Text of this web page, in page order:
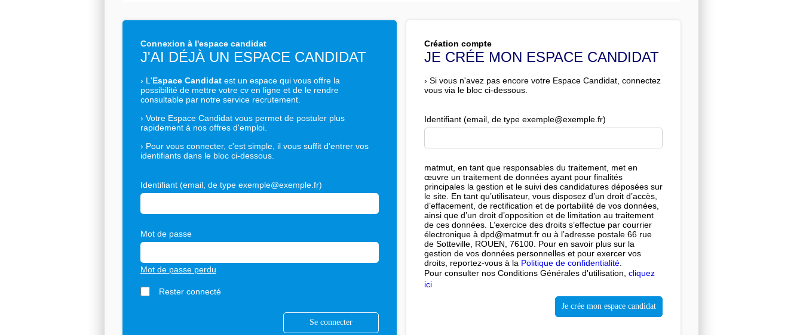
J'AI DÉJÀ UN ESPACE CANDIDAT
› L'Espace Candidat est un espace qui vous offre la
possibilité de mettre votre cv en ligne et de le rendre
consultable par notre service recrutement.
› Votre Espace Candidat vous permet de postuler plus
rapidement à nos offres d'emploi.
› Pour vous connecter, c'est simple, il vous suffit d'entrer vos
identifiants dans le bloc ci-dessous.
Connexion à l'espace candidat
Identifiant (email, de type exemple@exemple.fr)
Mot de passe
Rester connecté
Mot de passe perdu
JE CRÉE MON ESPACE CANDIDAT
› Si vous n'avez pas encore votre Espace Candidat, connectez
vous via le bloc ci-dessous.
Création compte
Identifiant (email, de type exemple@exemple.fr)
matmut, en tant que responsables du traitement, met en
œuvre un traitement de données ayant pour finalités
principales la gestion et le suivi des candidatures déposées sur
le site. En tant qu’utilisateur, vous disposez d’un droit d’accès,
d’effacement, de rectification et de portabilité de vos données,
ainsi que d’un droit d’opposition et de limitation au traitement
de ces données. L’exercice des droits s’effectue par courrier
électronique à dpd@matmut.fr ou à l’adresse postale 66 rue
de Sotteville, ROUEN, 76100. Pour en savoir plus sur la
gestion de vos données personnelles et pour exercer vos
droits, reportez-vous à la Politique de confidentialité
Pour consulter nos Conditions Générales d'utilisation, cliquez
ici